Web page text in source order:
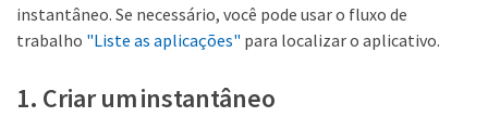
instantâneo. Se necessário, você pode usar o fluxo de
trabalho "Liste as aplicações" para localizar o aplicativo.
1. Criar um instantâneo